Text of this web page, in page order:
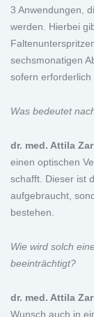
3 Anwendungen,
werden. Hierbei
sechsmonatigen
sofern erforderlich
Was bedeutet
dr. med. Attila
einen optischen
schafft. Dieser ist
aufgebraucht,
bestehen.
Wie wird solch
beeinträchtigt?
dr. med. Attila
Wunsch auch in